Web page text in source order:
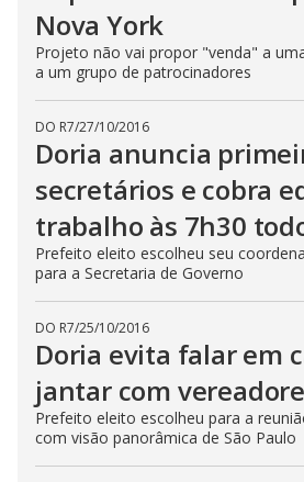
Nova York
Projeto não vai propor "venda" a
a um grupo de patrocinadores
DO R7/27/10/2016
Doria anuncia
secretários e cobra
trabalho às 7h30
Prefeito eleito escolheu seu
para a Secretaria de Governo
DO R7/25/10/2016
Doria evita falar em
jantar com
Prefeito eleito escolheu para a
com visão panorâmica de São Paulo